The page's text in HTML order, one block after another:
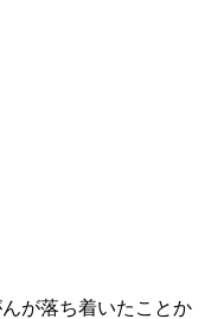
が落ち着いたことか